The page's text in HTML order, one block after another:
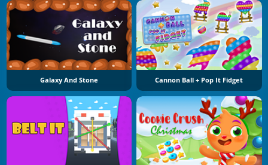
Galaxy And Stone Cannon Ball + Pop It Fidget